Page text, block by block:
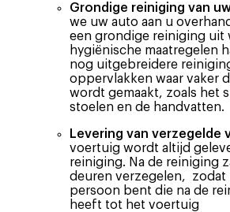
Grondige reiniging van
we uw auto aan u
een grondige reiniging uit
hygiënische maatregelen
nog uitgebreidere
oppervlakken waar vaker
wordt gemaakt, zoals het
stoelen en de handvatten.
Levering van verzegelde
voertuig wordt altijd
reiniging. Na de reiniging
deuren verzegelen, zodat
persoon bent die na de
heeft tot het voertuig